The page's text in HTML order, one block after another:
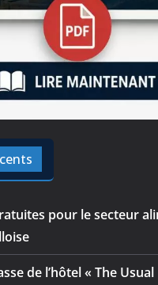
pour le secteur
de l’hôtel « The